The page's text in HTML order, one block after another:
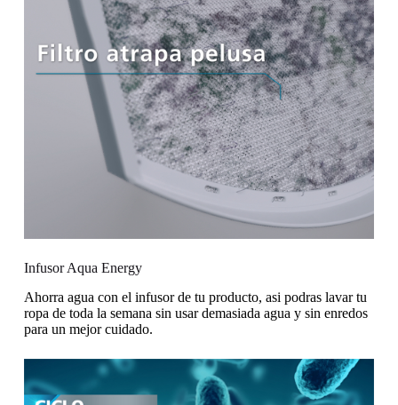
Infusor Aqua Energy
Ahorra agua con el infusor de tu producto, asi podras lavar tu
ropa de toda la semana sin usar demasiada agua y sin enredos
para un mejor cuidado.